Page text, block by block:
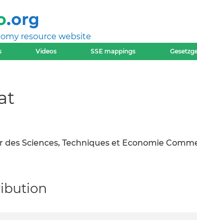
resource website
Videos SSE mappings
Sciences, Techniques et Economie